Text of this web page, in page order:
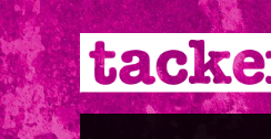
Direkt
zum
Inhalt